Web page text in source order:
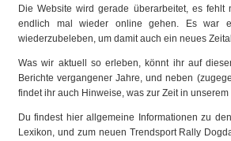
Die Website wird gerade überarbeitet, es
endlich mal wieder online gehen. Es war
wiederzubeleben, um damit auch ein neues
Was wir aktuell so erleben, könnt ihr auf
Berichte vergangener Jahre, und neben
findet ihr auch Hinweise, was zur Zeit in
Du findest hier allgemeine Informationen zu
Lexikon, und zum neuen Trendsport Rally